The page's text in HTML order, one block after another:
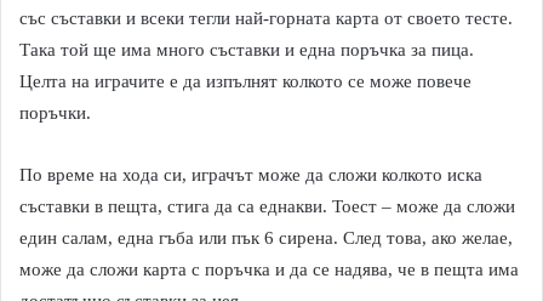
със съставки и всеки тегли най-горната карта от своето тесте.
Така той ще има много съставки и една поръчка за пица.
Целта на играчите е да изпълнят колкото се може повече
поръчки.
По време на хода си, играчът може да сложи колкото иска
съставки в пещта, стига да са еднакви. Тоест – може да сложи
един салам, една гъба или пък 6 сирена. След това, ако желае,
може да сложи карта с поръчка и да се надява, че в пещта има